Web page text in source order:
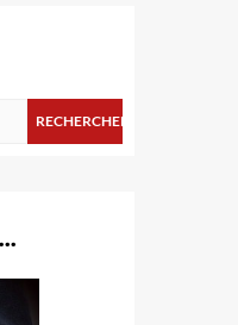
RECHERCHER